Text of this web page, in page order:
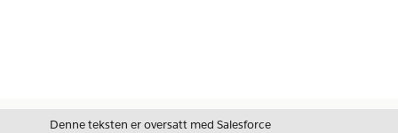
Denne teksten er oversatt med Salesforce